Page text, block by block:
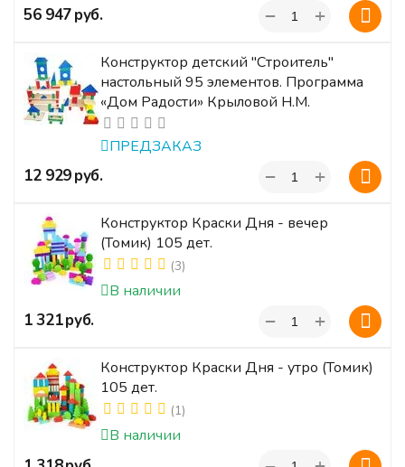
‍56 947‍руб. +
−
Конструктор детский "Строитель"
настольный 95 элементов. Программа
«Дом Радости» Крыловой Н.М.
ПРЕДЗАКАЗ
‍12 929‍руб. +
−
Конструктор Краски Дня - вечер
(Томик) 105 дет.
(3)
В наличии
‍1 321‍руб. +
−
Конструктор Краски Дня - утро (Томик)
105 дет.
(1)
В наличии